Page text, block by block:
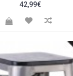
42,99€